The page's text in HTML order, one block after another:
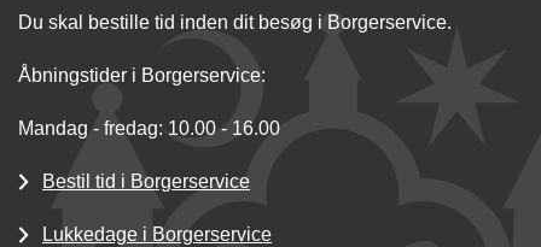
Du skal bestille tid inden dit besøg i Borgerservice.
Åbningstider i Borgerservice:
Mandag - fredag: 10.00 - 16.00
Bestil tid i Borgerservice
Lukkedage i Borgerservice